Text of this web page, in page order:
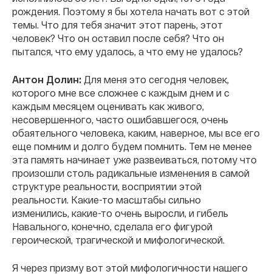
рождения. Поэтому я бы хотела начать вот с этой
темы. Что для тебя значит этот парень, этот
человек? Что он оставил после себя? Что он
пытался, что ему удалось, а что ему не удалось?
Антон Долин: Для меня это сегодня человек,
которого мне все сложнее с каждым днем и с
каждым месяцем оценивать как живого,
несовершенного, часто ошибавшегося, очень
обаятельного человека, каким, наверное, мы все его
еще помним и долго будем помнить. Тем не менее
эта память начинает уже развеиваться, потому что
произошли столь радикальные изменения в самой
структуре реальности, восприятии этой
реальности. Какие-то масштабы сильно
изменились, какие-то очень выросли, и гибель
Навального, конечно, сделала его фигурой
героической, трагической и мифологической.
Я через призму вот этой мифологичности нашего